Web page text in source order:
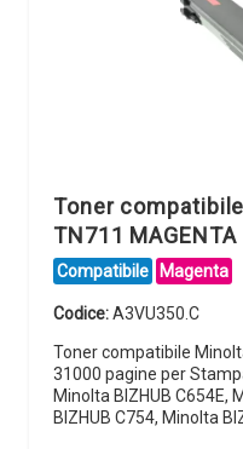
Toner
TN711 MAGENTA
Compatibile Magenta
Codice:A3VU350.C
Toner compatibile
31000 pagine per
Minolta BIZHUB C654E,
BIZHUB C754, Minolta